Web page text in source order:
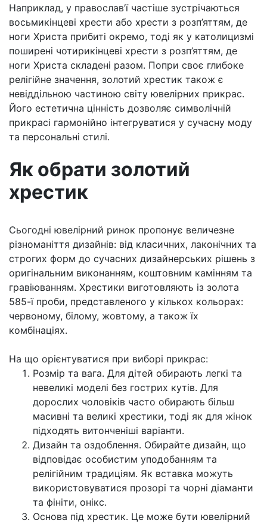
Наприклад, у православ’ї частіше зустрічаються
восьмикінцеві хрести або хрести з розп’яттям, де
ноги Христа прибиті окремо, тоді як у католицизмі
поширені чотирикінцеві хрести з розп’яттям, де
ноги Христа складені разом. Попри своє глибоке
релігійне значення, золотий хрестик також є
невіддільною частиною світу ювелірних прикрас.
Його естетична цінність дозволяє символічній
прикрасі гармонійно інтегруватися у сучасну моду
та персональні стилі.
Як обрати золотий
хрестик
Сьогодні ювелірний ринок пропонує величезне
різноманіття дизайнів: від класичних, лаконічних та
строгих форм до сучасних дизайнерських рішень з
оригінальним виконанням, коштовним камінням та
гравіюванням. Хрестики виготовляють із золота
585-ї проби, представленого у кількох кольорах:
червоному, білому, жовтому, а також їх
комбінаціях.
На що орієнтуватися при виборі прикрас:
Розмір та вага. Для дітей обирають легкі та
невеликі моделі без гострих кутів. Для
дорослих чоловіків часто обирають більш
масивні та великі хрестики, тоді як для жінок
підходять витонченіші варіанти.
Дизайн та оздоблення. Обирайте дизайн, що
відповідає особистим уподобанням та
релігійним традиціям. Як вставка можуть
використовуватися прозорі та чорні діаманти
та фініти, онікс.
Основа під хрестик. Це може бути ювелірний